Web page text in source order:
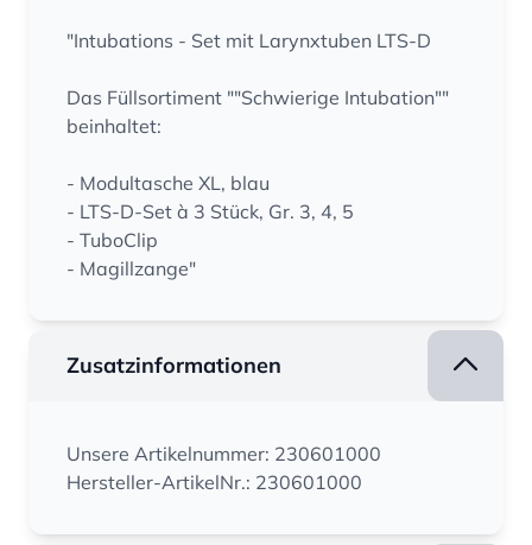
"Intubations - Set mit Larynxtuben LTS-D
Das Füllsortiment ""Schwierige Intubation""
beinhaltet:
- Modultasche XL, blau
- LTS-D-Set à 3 Stück, Gr. 3, 4, 5
- TuboClip
- Magillzange"
Zusatzinformationen
Unsere Artikelnummer: 230601000
Hersteller-ArtikelNr.: 230601000